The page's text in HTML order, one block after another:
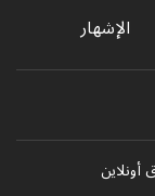
الإشهار